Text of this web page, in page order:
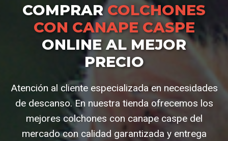
COMPRARCOLCHONES
CON CANAPE CASPE
ONLINE AL MEJOR
PRECIO
Atención al cliente especializada en necesidades
de descanso. En nuestra tienda ofrecemos los
mejores colchones con canape caspe del
mercado con calidad garantizada y entrega